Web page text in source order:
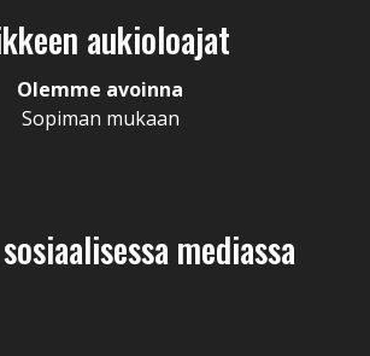
aukioloajat
Olemme avoinna
Sopiman mukaan
mediassa